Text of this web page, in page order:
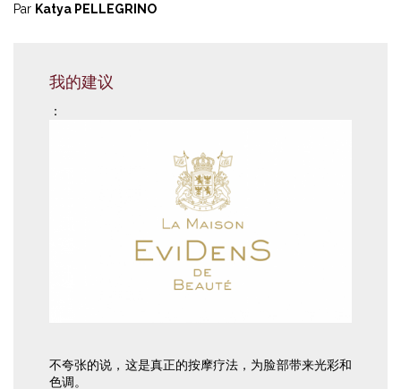
Par Katya PELLEGRINO
我的建议
：
不夸张的说，这是真正的按摩疗法，为脸部带来光彩和
色调。